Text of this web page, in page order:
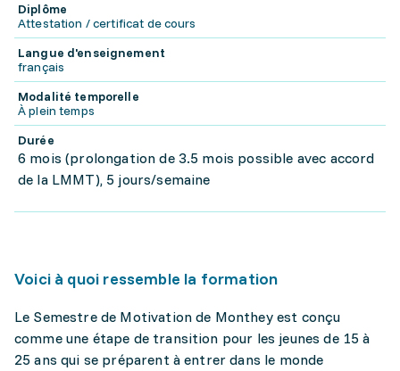
Diplôme
Attestation / certificat de cours
Langue d'enseignement
français
Modalité temporelle
À plein temps
Durée
6 mois (prolongation de 3.5 mois possible avec accord
de la LMMT), 5 jours/semaine
Voici à quoi ressemble la formation
Le Semestre de Motivation de Monthey est conçu
comme une étape de transition pour les jeunes de 15 à
25 ans qui se préparent à entrer dans le monde